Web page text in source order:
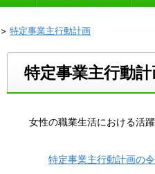
特定事業主行動計画
特定事業主行動
女性の職業生活における活
特定事業主行動計画の